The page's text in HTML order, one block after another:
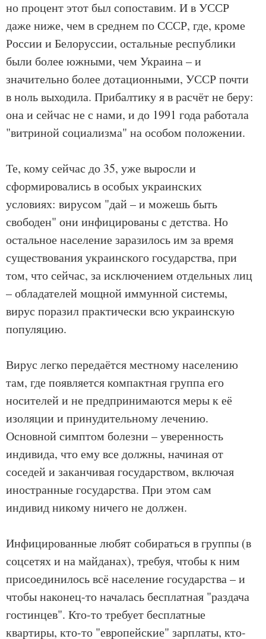
но процент этот был сопоставим. И в УССР
даже ниже, чем в среднем по СССР, где, кроме
России и Белоруссии, остальные республики
были более южными, чем Украина – и
значительно более дотационными, УССР почти
в ноль выходила. Прибалтику я в расчёт не беру:
она и сейчас не с нами, и до 1991 года работала
"витриной социализма" на особом положении.
Те, кому сейчас до 35, уже выросли и
сформировались в особых украинских
условиях: вирусом "дай – и можешь быть
свободен" они инфицированы с детства. Но
остальное население заразилось им за время
существования украинского государства, при
том, что сейчас, за исключением отдельных лиц
– обладателей мощной иммунной системы,
вирус поразил практически всю украинскую
популяцию.
Вирус легко передаётся местному населению
там, где появляется компактная группа его
носителей и не предпринимаются меры к её
изоляции и принудительному лечению.
Основной симптом болезни – уверенность
индивида, что ему все должны, начиная от
соседей и заканчивая государством, включая
иностранные государства. При этом сам
индивид никому ничего не должен.
Инфицированные любят собираться в группы (в
соцсетях и на майданах), требуя, чтобы к ним
присоединилось всё население государства – и
чтобы наконец-то началась бесплатная "раздача
гостинцев". Кто-то требует бесплатные
квартиры, кто-то "европейские" зарплаты, кто-